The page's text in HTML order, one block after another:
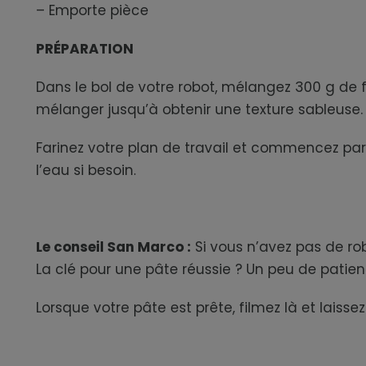
– Emporte pièce
PRÉPARATION
Dans le bol de votre robot, mélangez 300 g de
mélanger jusqu’à obtenir une texture sableuse.
Farinez votre plan de travail et commencez
l’eau si besoin.
Le conseil San Marco : Si vous n’avez pas de
La clé pour une pâte réussie ? Un peu de
Lorsque votre pâte est prête, filmez là et